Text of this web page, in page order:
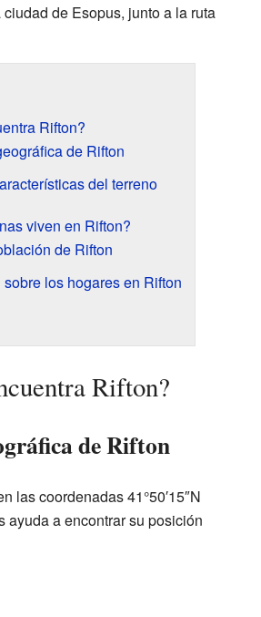
de Esopus, junto a la ruta
Rifton?
de Rifton
del terreno
viven en Rifton?
de Rifton
sobre los hogares en Rifton
Rifton?
de Rifton
las coordenadas 41°50′15″N
ayuda a encontrar su posición